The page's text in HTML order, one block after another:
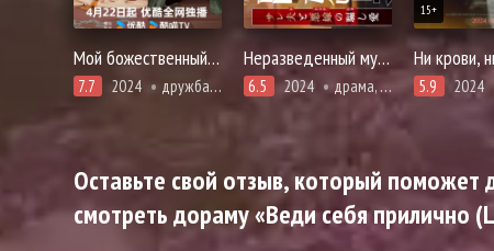
Мой божественный посланник
7.7 2024 дружба, история, комедия, романтика, фэнтези
Неразведенный мужчина
6.5 2024 драма, адаптация манги, комедия
15+
Ни крови,
5.9 2024
Оставьте свой отзыв, который поможет
смотреть дораму «Веди себя прилично